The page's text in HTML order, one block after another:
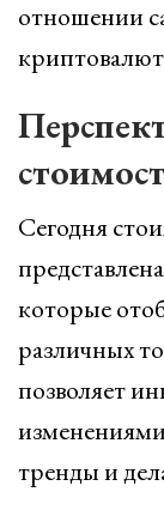
отношении
Сегодня
которые
различных
позволяет
тренды и